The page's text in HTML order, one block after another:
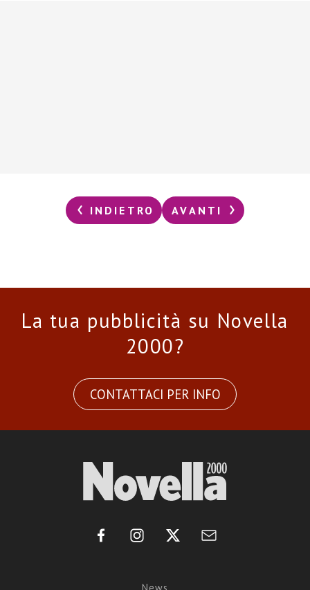
INDIETRO AVANTI
La tua pubblicità su Novella
2000?
CONTATTACI PER INFO